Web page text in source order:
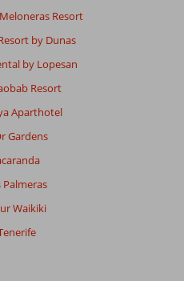
Resort
by Dunas
by Lopesan
Resort
Aparthotel
Gardens
Palmeras
Waikiki